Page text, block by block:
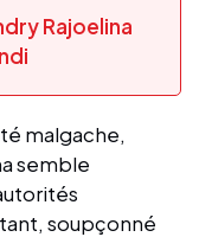
Rajoelina
malgache,
semble
soupçonné